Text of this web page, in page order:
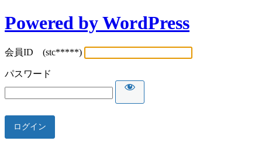
Powered by WordPress
会員ID (stc*****)
パスワード